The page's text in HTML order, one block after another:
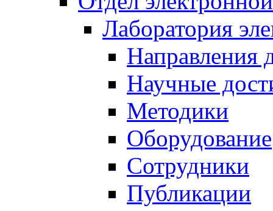
Лаборатория
Направления
Научные
Методики
Оборудование
Сотрудники
Публикации